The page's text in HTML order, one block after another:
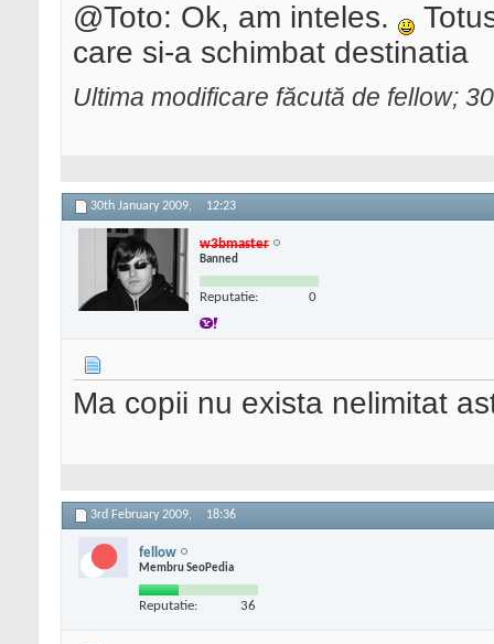
@Toto: Ok, am inteles.
care si-a schimbat destinatia
Ultima modificare făcută de fellow;
30th January 2009, 12:23
w3bmaster
Banned
Reputatie: 0
Ma copii nu exista nelimitat
3rd February 2009, 18:36
fellow
Membru SeoPedia
Reputatie: 36